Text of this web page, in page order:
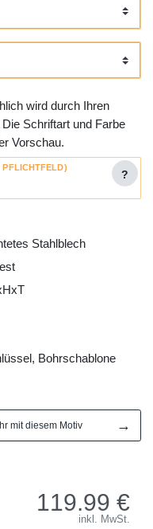
wird durch Ihren
Schriftart und Farbe
Vorschau.
PFLICHTFELD)
?
Stahlblech
Bohrschablone
mit diesem Motiv →
119.99 €
inkl. MwSt.